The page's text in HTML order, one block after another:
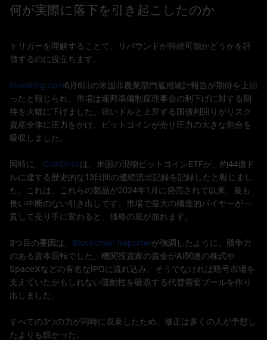
何が実際に落下を引き起こしたのか
トリガーを理解することで、リバウンドが持続可能かどうかを評
価するのに役立ちます。
Investing.com6月6日の米国非農業部門雇用統計報告が期待を上回
ったと報じられ、市場は連邦準備制度理事会の利下げに対する期
待を大幅に下げました。強いドルと上昇する国債利回りがリスク
資産全体に圧力をかけ、ビットコインが売り圧力の大きな割合を
吸収しました。
同時に、 CoinDeskは、米国の現物ビットコインETFが、約44億ド
ルに達する歴史的な13日間の連続流出記録を記録したと報じまし
た。これは、これらの製品が2024年1月に発売されて以来、最も
長い中断のない引き出しです。市場で最大の構造的バイヤーが一
貫して売り手に変わると、価格の底が崩れます。
3つ目の要因は、 Blockchain Reporterが強調したように、競争力
のある資本回転でした。機関投資家の資金がAI関連の株式や
SpaceXなどの有名なIPOに流れ込み、そうでなければ暗号市場を
支えていたかもしれない流動性を吸収する代替需要プールを作り
出しました。
すべての3つの力が同時に収束したため、修正は多くの人が予想し
たよりも鋭かった。